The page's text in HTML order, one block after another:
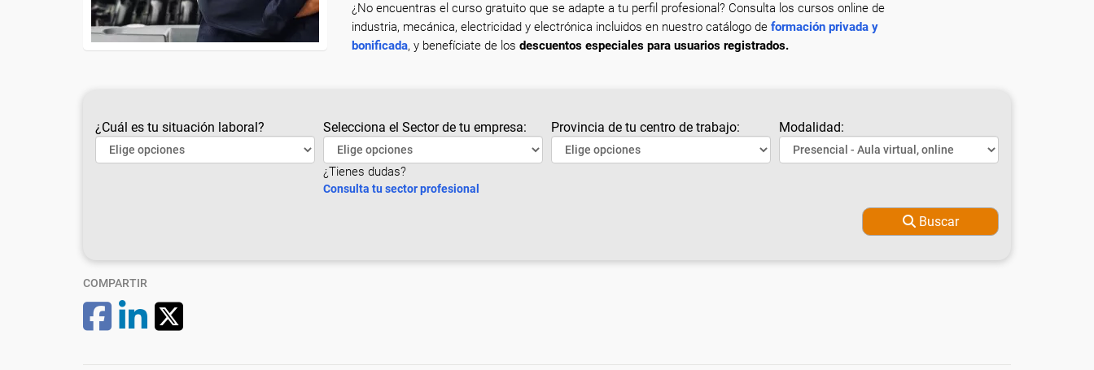
¿No encuentras el curso gratuito que se adapte a tu perfil profesional? Consulta los cursos online de
industria, mecánica, electricidad y electrónica incluidos en nuestro catálogo de formación privada y
bonificada, y benefíciate de los descuentos especiales para usuarios registrados.
¿Cuál es tu situación laboral? Selecciona el Sector de tu empresa:
¿Tienes dudas?
Consulta tu sector profesional
Provincia de tu centro de trabajo: Modalidad:
Buscar
COMPARTIR